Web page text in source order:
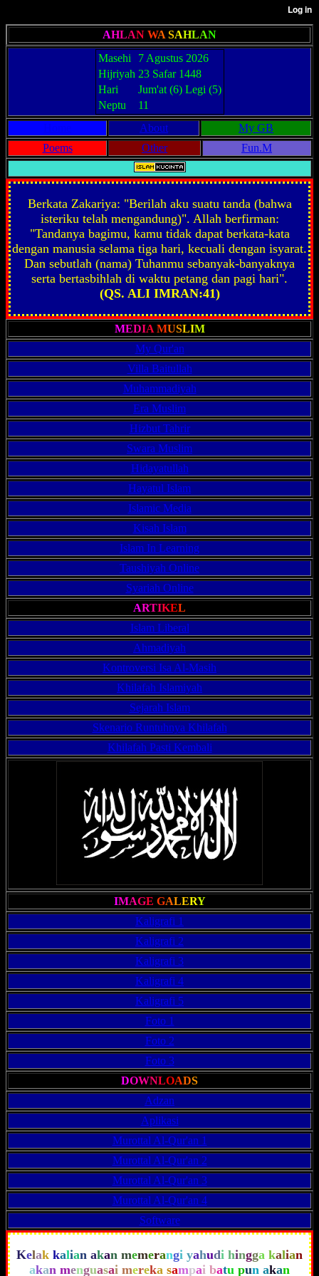
AHLAN WA SAHLAN
Masehi
7 Agustus 2026
Hijriyah 23 Safar 1448
Hari
Jum'at (6) Legi (5)
Neptu
11
About
My GB
Poems
Other Fun.M
Berkata Zakariya: "Berilah aku suatu tanda (bahwa
isteriku telah mengandung)". Allah berfirman:
"Tandanya bagimu, kamu tidak dapat berkata-kata
dengan manusia selama tiga hari, kecuali dengan isyarat.
Dan sebutlah (nama) Tuhanmu sebanyak-banyaknya
serta bertasbihlah di waktu petang dan pagi hari".
(QS. ALI IMRAN:41)
MEDIAMUSLIM
My Qur'an
Villa Baitullah
Muhammadiyah
Era Muslim
Hizbut Tahrir
Swara Muslim
Hidayatullah
Hayatul Islam
Islamic Media
Kisah Islam
Islam In Learning
Taushiyah Online
Syariah Online
ARTIKEL
Islam Liberal
Ahmadiyah
Kontroversi Isa Al-Masih
Khilafah Islamiyah
Sejarah Islam
Skenario Runtuhnya Khilafah
Khilafah Pasti Kembali
IMAGE GALERY
Kaligrafi 1
Kaligrafi 2
Kaligrafi 3
Kaligrafi 4
Kaligrafi 5
Foto 1
Foto 2
Foto 3
DOWNLOADS
Adzan
Aplikasi
Murottal Al-Qur'an 1
Murottal Al-Qur'an 2
Murottal Al-Qur'an 3
Murottal Al-Qur'an 4
Software
Kelak kalian akan memerangi yahudi hingga kalian
akan menguasai mereka sampai batu pun akan